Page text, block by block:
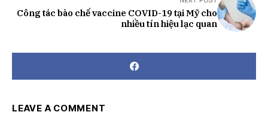
Công tác bào chế vaccine COVID-19 tại Mỹ cho
nhiều tín hiệu lạc quan
LEAVE A COMMENT